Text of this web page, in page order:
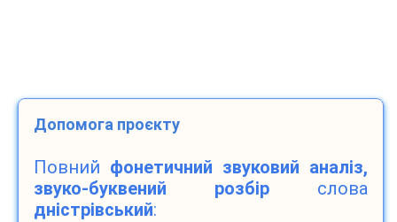
Допомога проєкту
Повний фонетичний звуковий аналіз,
звуко-буквений розбір слова
дністрівський: